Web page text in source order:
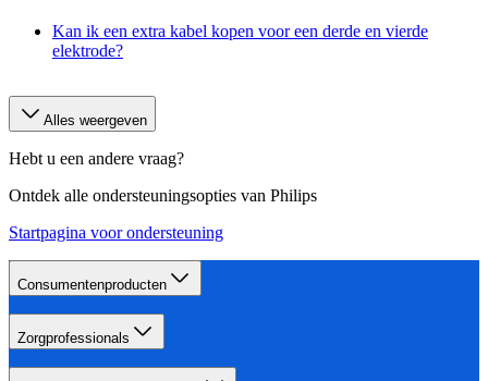
Kan ik een extra kabel kopen voor een derde en vierde
elektrode?
Alles weergeven
Hebt u een andere vraag?
Ontdek alle ondersteuningsopties van Philips
Startpagina voor ondersteuning
Consumentenproducten
Zorgprofessionals